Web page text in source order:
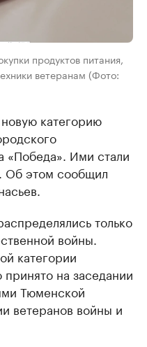
продуктов питания,
ветеранам (Фото:
категорию
«Победа». Ими стали
Об этом сообщил
только
войны.
категории
на заседании
Тюменской
ветеранов войны и